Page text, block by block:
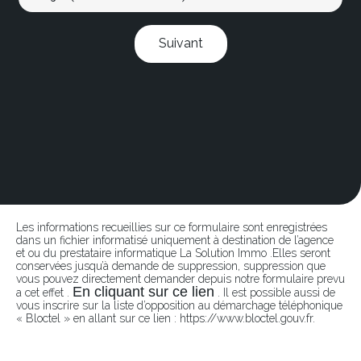
Suivant
Les informations recueillies sur ce formulaire sont enregistrées
dans un fichier informatisé uniquement à destination de l’agence
et ou du prestataire informatique La Solution Immo .Elles seront
conservées jusqu’à demande de suppression, suppression que
vous pouvez directement demander depuis notre formulaire prevu
a cet effet . En cliquant sur ce lien . Il est possible aussi de
vous inscrire sur la liste d’opposition au démarchage téléphonique
« Bloctel » en allant sur ce lien : https://www.bloctel.gouv.fr.